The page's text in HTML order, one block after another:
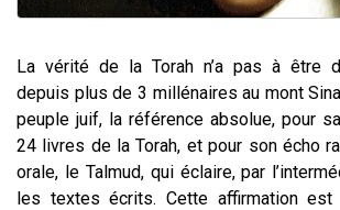
La vérité de la Torah n’a pas à être
depuis plus de 3 millénaires au mont
peuple juif, la référence absolue, pour
24 livres de la Torah, et pour son écho
orale, le Talmud, qui éclaire, par
les textes écrits. Cette affirmation